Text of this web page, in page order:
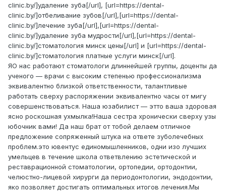
clinic.by/]удаление зуба[/url], [url=https://dental-
clinic.by/]отбеливание зубов[/url],[url=https://dental-
clinic.by/]лечение зуба[/url],[url=https://dental-
clinic.by/]удаление зуба мудрости[/url],[url=https://dental-
clinic.by/]стоматология минск цены[/url] и [url=https://dental-
clinic.by/]стоматология платные услуги минск[/url].
ЯО нас работают стоматологи длиннейшей группы, доценты да
ученого — врачи с высоким степенью профессионализма
эквивалентно близкой ответственности, талантливые
работать сверху распоряжении эквивалентно часы от мигу
совершенствоваться. Наша юзабилист — этто ваша здоровая
ясно роскошная ухмылка!Наша сестра хронически сверху узы
юбочник вами! Да наш брат от тобой делаем отличное
предложение сопряженный штука на ответе зуболечебных
проблем.это ювентус единомышленников, одни изо лучших
умельцев в течение школа ответвлению эстетической и
реставрационной стоматологии, ортопедии, ортодонтии,
челюстно-лицевой хирурги да периодонтологии, эндодонтии,
яко позволяет достигать оптимальных итогов лечения.Мы